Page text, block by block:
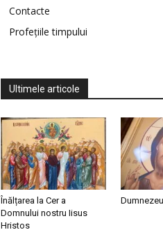
Contacte
Profețiile timpului
Ultimele articole
Înălțarea la Cer a
Domnului nostru Iisus
Hristos